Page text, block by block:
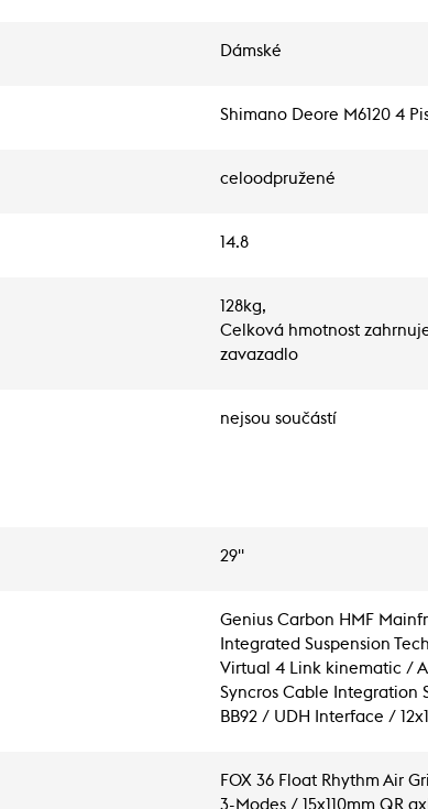
Dámské
Shimano Deore M6120 4
celoodpružené
14.8
128kg,
Celková hmotnost
zavazadlo
nejsou součástí
29"
Genius Carbon HMF
Integrated Suspension
Virtual 4 Link kinematic /
Syncros Cable Integration
BB92 / UDH Interface /
FOX 36 Float Rhythm Air
3-Modes / 15x110mm QR